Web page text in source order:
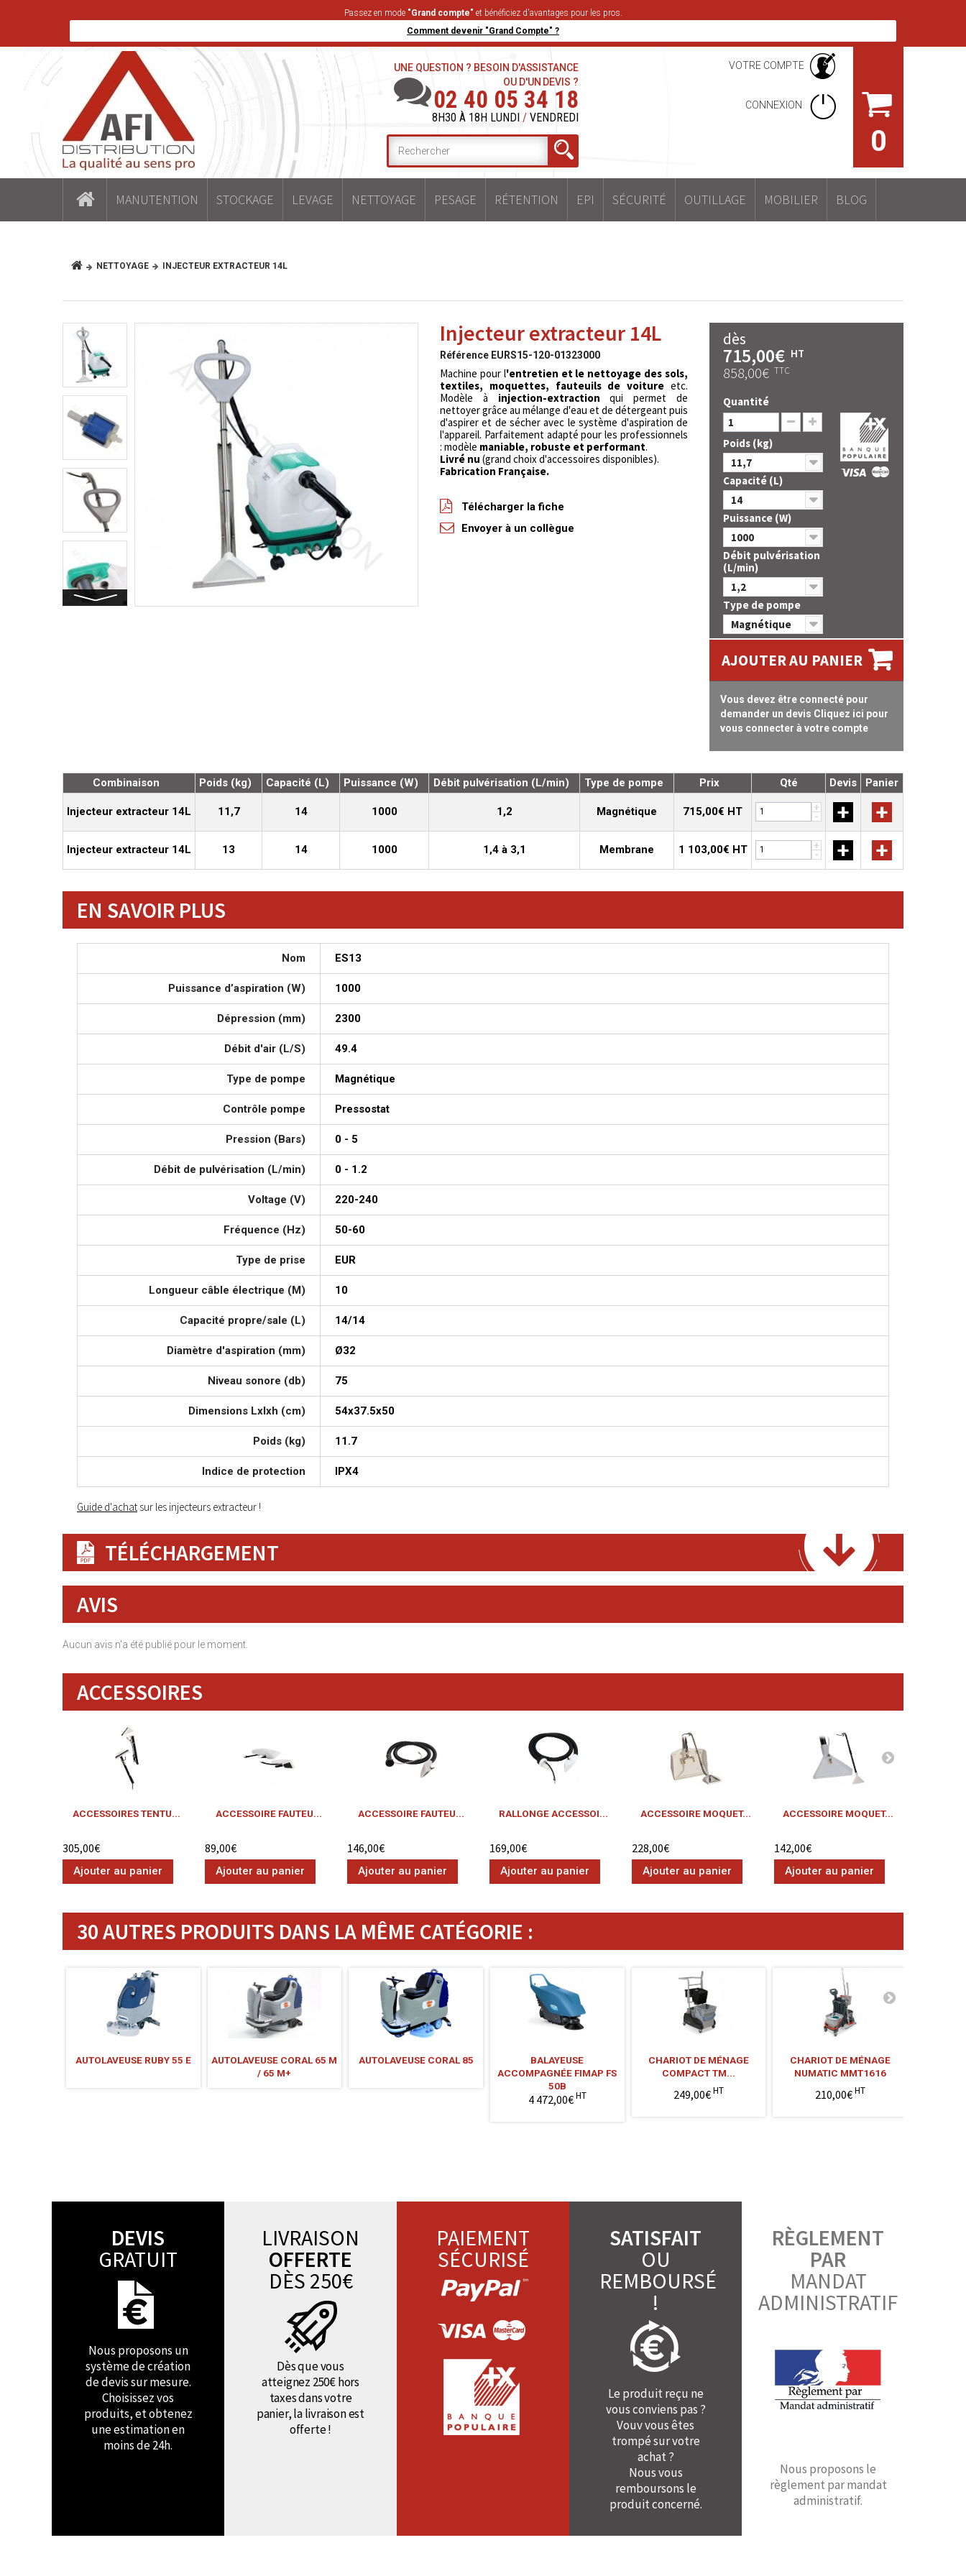
Passez en mode "Grand compte" et bénéficiez d'avantages pour les pros.
Comment devenir "Grand Compte" ?
0
VOTRE COMPTE
CONNEXION
UNE QUESTION ? BESOIN D'ASSISTANCE
OU D'UN DEVIS ?
02 40 05 34 18
8H30 À 18H LUNDI / VENDREDI
MANUTENTION STOCKAGE LEVAGE NETTOYAGE PESAGE RÉTENTION EPI SÉCURITÉ OUTILLAGE MOBILIER BLOG
NETTOYAGE INJECTEUR EXTRACTEUR 14L
Injecteur extracteur 14L
Référence EURS15-120-01323000
Machine pour l'entretien et le nettoyage des sols,
textiles, moquettes, fauteuils de voiture etc.
Modèle à injection-extraction qui permet de
nettoyer grâce au mélange d'eau et de détergeant puis
d'aspirer et de sécher avec le système d'aspiration de
l'appareil. Parfaitement adapté pour les professionnels
: modèle maniable, robuste et performant.
Livré nu (grand choix d'accessoires disponibles).
Fabrication Française.
Télécharger la fiche
Envoyer à un collègue
dès
715,00€ HT
858,00€ TTC
Quantité
Poids (kg)
11,7
Capacité (L)
14
Puissance (W)
1000
Débit pulvérisation
(L/min)
1,2
Type de pompe
Magnétique
AJOUTER AU PANIER
Vous devez être connecté pour
demander un devis Cliquez ici pour
vous connecter à votre compte
Combinaison Poids (kg) Capacité (L) Puissance (W) Débit pulvérisation (L/min) Type de pompe Prix Qté Devis Panier
Injecteur extracteur 14L 11,7 14 1000 1,2 Magnétique 715,00€ HT +
- + +
Injecteur extracteur 14L 13 14 1000 1,4 à 3,1 Membrane 1 103,00€ HT +
- + +
EN SAVOIR PLUS
Nom ES13
Puissance d’aspiration (W) 1000
Dépression (mm) 2300
Débit d'air (L/S) 49.4
Type de pompe Magnétique
Contrôle pompe Pressostat
Pression (Bars) 0 - 5
Débit de pulvérisation (L/min) 0 - 1.2
Voltage (V) 220-240
Fréquence (Hz) 50-60
Type de prise EUR
Longueur câble électrique (M) 10
Capacité propre/sale (L) 14/14
Diamètre d'aspiration (mm) Ø32
Niveau sonore (db) 75
Dimensions Lxlxh (cm) 54x37.5x50
Poids (kg) 11.7
Indice de protection IPX4
Guide d'achat sur les injecteurs extracteur !
TÉLÉCHARGEMENT
AVIS
Aucun avis n'a été publié pour le moment.
ACCESSOIRES
ACCESSOIRES TENTU...
305,00€
Ajouter au panier
ACCESSOIRE FAUTEU...
89,00€
Ajouter au panier
ACCESSOIRE FAUTEU...
146,00€
Ajouter au panier
RALLONGE ACCESSOI...
169,00€
Ajouter au panier
ACCESSOIRE MOQUET...
228,00€
Ajouter au panier
ACCESSOIRE MOQUET...
142,00€
Ajouter au panier
30 AUTRES PRODUITS DANS LA MÊME CATÉGORIE :
AUTOLAVEUSE RUBY 55 E
AUTOLAVEUSE CORAL 65 M
/ 65 M+
AUTOLAVEUSE CORAL 85
BALAYEUSE
ACCOMPAGNÉE FIMAP FS
50B
4 472,00€HT
CHARIOT DE MÉNAGE
COMPACT TM...
249,00€HT
CHARIOT DE MÉNAGE
NUMATIC MMT1616
210,00€HT
DEVIS
GRATUIT
Nous proposons un
système de création
de devis sur mesure.
Choisissez vos
produits, et obtenez
une estimation en
moins de 24h.
LIVRAISON
OFFERTE
DÈS 250€
Dès que vous
atteignez 250€ hors
taxes dans votre
panier, la livraison est
offerte !
PAIEMENT
SÉCURISÉ
SATISFAIT
OU
REMBOURSÉ
!
Le produit reçu ne
vous conviens pas ?
Vouv vous êtes
trompé sur votre
achat ?
Nous vous
remboursons le
produit concerné.
RÈGLEMENT
PAR
MANDAT
ADMINISTRATIF
Nous proposons le
règlement par mandat
administratif.